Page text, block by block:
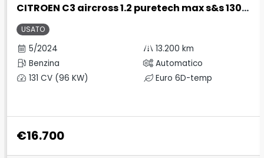
CITROEN C3 aircross 1.2 puretech max s&s 130cv eat6
USATO
5/2024
13.200 km
Benzina
Automatico
131 CV (96 KW)
Euro 6D-temp
€16.700